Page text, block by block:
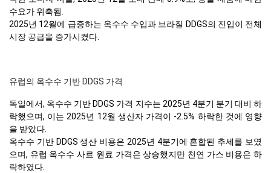
수요가 위축됨.
2025년 12월에 급증하는 옥수수 수입과 브라질 DDGS의 진입이 전체
시장 공급을 증가시켰다.
유럽의 옥수수 기반 DDGS 가격
독일에서, 옥수수 기반 DDGS 가격 지수는 2025년 4분기 분기 대비 하
락했으며, 이는 2025년 12월 생산자 가격이 -2.5% 하락한 것에 영향
을 받았다.
옥수수 기반 DDGS 생산 비용은 2025년 4분기에 혼합된 추세를 보였
으며, 유럽 옥수수 사료 원료 가격은 상승했지만 천연 가스 비용은 하
락하였다.